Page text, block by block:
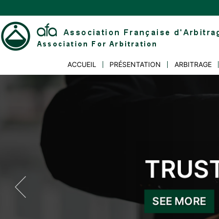
to
content
ACCUEIL PRÉSENTATION ARBITRAGE
SEE MORE
SEE MORE